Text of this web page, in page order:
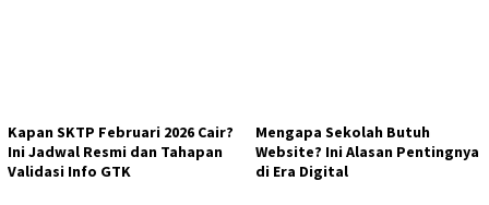
Kapan SKTP Februari 2026 Cair?
Ini Jadwal Resmi dan Tahapan
Validasi Info GTK
Mengapa Sekolah Butuh
Website? Ini Alasan Pentingnya
di Era Digital